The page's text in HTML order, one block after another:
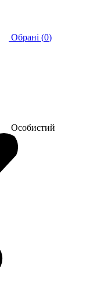
Обрані (0)
Особистий